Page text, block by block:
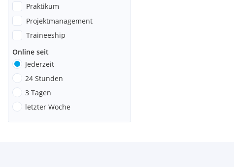
Praktikum
Projektmanagement
Traineeship
Online seit
Jederzeit
24 Stunden
3 Tagen
letzter Woche